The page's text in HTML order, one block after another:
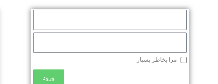
مرا بخاطر بسپار
ورود